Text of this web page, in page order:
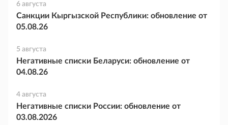
6 августа
Санкции Кыргызской Республики: обновление от
05.08.26
5 августа
Негативные списки Беларуси: обновление от
04.08.26
4 августа
Негативные списки России: обновление от
03.08.2026